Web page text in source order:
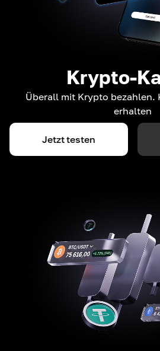
Krypto-
Überall mit Krypto bezahlen.
erhalten
Jetzt testen